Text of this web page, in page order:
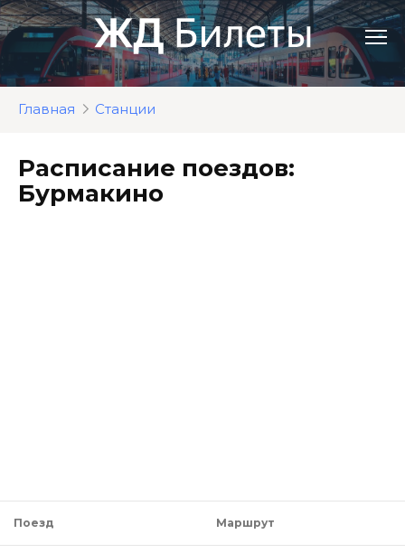
Перейти
к
контенту
Главная Станции
Расписание поездов:
Бурмакино
Поезд Маршрут